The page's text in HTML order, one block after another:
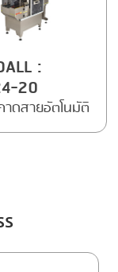
:
20
าดสายอัตโนมัติ